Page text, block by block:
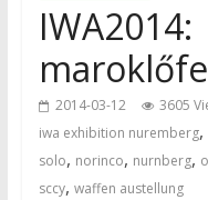
IWA2014:
2014-03-12 3605
iwa exhibition nuremberg,
solo, norinco, nurnberg,
sccy, waffen austellung